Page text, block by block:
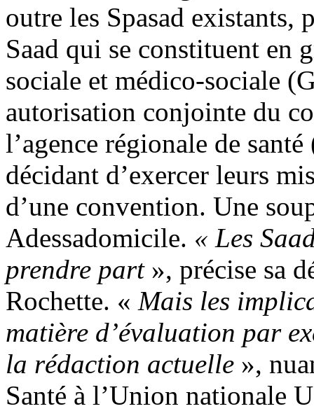
outre les Spasad existants,
Saad qui se constituent en
sociale et médico-sociale
autorisation conjointe du
l’agence régionale de
décidant d’exercer leurs
d’une convention. Une
Adessadomicile. « Les
prendre part», précise sa
Rochette. « Mais les
matière d’évaluation par
la rédaction actuelle »,
Santé à l’Union nationale